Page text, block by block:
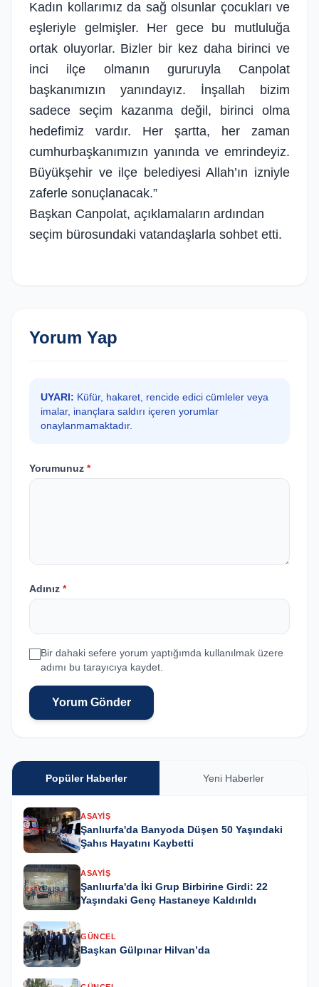
Kadın kollarımız da sağ olsunlar çocukları ve
eşleriyle gelmişler. Her gece bu mutluluğa
ortak oluyorlar. Bizler bir kez daha birinci ve
inci ilçe olmanın gururuyla Canpolat
başkanımızın yanındayız. İnşallah bizim
sadece seçim kazanma değil, birinci olma
hedefimiz vardır. Her şartta, her zaman
cumhurbaşkanımızın yanında ve emrindeyiz.
Büyükşehir ve ilçe belediyesi Allah’ın izniyle
zaferle sonuçlanacak.”
Başkan Canpolat, açıklamaların ardından
seçim bürosundaki vatandaşlarla sohbet etti.
Yorum Yap
UYARI: Küfür, hakaret, rencide edici cümleler veya
imalar, inançlara saldırı içeren yorumlar
onaylanmamaktadır.
Yorumunuz *
Adınız *
Bir dahaki sefere yorum yaptığımda kullanılmak üzere
adımı bu tarayıcıya kaydet.
Yorum Gönder
Popüler Haberler Yeni Haberler
ASAYIŞ
Şanlıurfa'da Banyoda Düşen 50 Yaşındaki
Şahıs Hayatını Kaybetti
ASAYIŞ
Şanlıurfa'da İki Grup Birbirine Girdi: 22
Yaşındaki Genç Hastaneye Kaldırıldı
GÜNCEL
Başkan Gülpınar Hilvan’da